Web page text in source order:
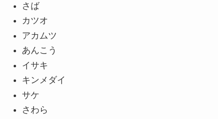
さば
カツオ
アカムツ
あんこう
イサキ
キンメダイ
サケ
さわら